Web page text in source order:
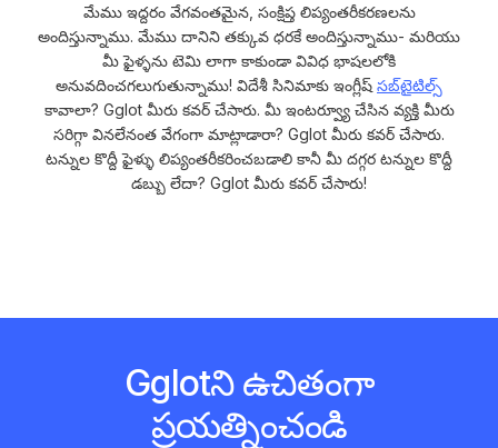
మేము ఇద్దరం వేగవంతమైన, సంక్షిప్త లిప్యంతరీకరణలను
అందిస్తున్నాము. మేము దానిని తక్కువ ధరకే అందిస్తున్నాము- మరియు
మీ ఫైళ్ళను టెమి లాగా కాకుండా వివిధ భాషలలోకి
అనువదించగలుగుతున్నాము! విదేశీ సినిమాకు ఇంగ్లీష్ సబ్‌టైటిల్స్
కావాలా? Gglot మీరు కవర్ చేసారు. మీ ఇంటర్వ్యూ చేసిన వ్యక్తి మీరు
సరిగ్గా వినలేనంత వేగంగా మాట్లాడారా? Gglot మీరు కవర్ చేసారు.
టన్నుల కొద్దీ ఫైళ్ళు లిప్యంతరీకరించబడాలి కానీ మీ దగ్గర టన్నుల కొద్దీ
డబ్బు లేదా? Gglot మీరు కవర్ చేసారు!
Gglotని ఉచితంగా
ప్రయత్నించండి